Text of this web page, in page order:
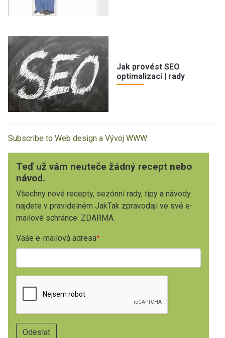
Jak provést SEO
optimalizaci | rady
Subscribe to Web design a Vývoj WWW
Teď už vám neuteče žádný recept nebo
návod.
Všechny nové recepty, sezónní rady, tipy a návody
najdete v pravidelném JakTak zpravodaji ve své e-
mailové schránce. ZDARMA.
Vaše e-mailová adresa